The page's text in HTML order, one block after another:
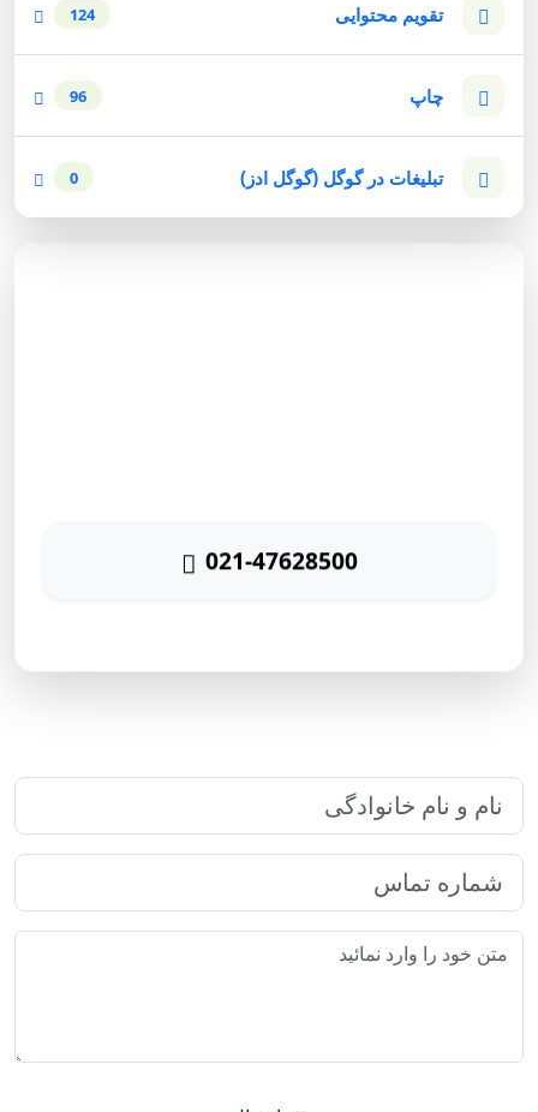
تقویم محتوایی 124
چاپ 96
تبلیغات در گوگل (گوگل ادز) 0
021-47628500